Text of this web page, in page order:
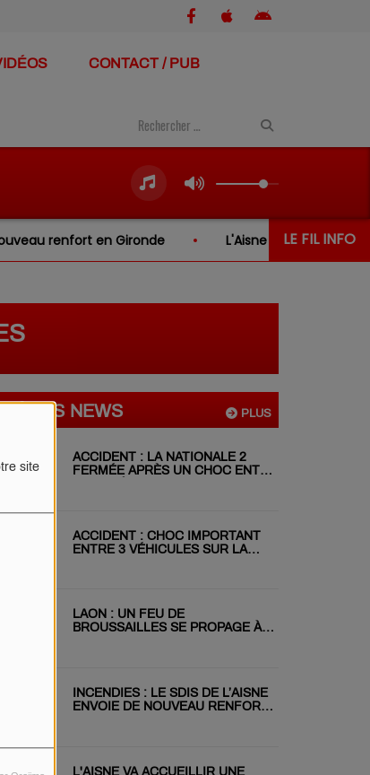
site
CONTACT / PUB
LE FIL INFO
renfort en Gironde L'Aisne va accueillir une
PLUS
NEWS
ACCIDENT : LA NATIONALE 2
FERMÉE APRÈS UN CHOC ENTRE
ACCIDENT : CHOC IMPORTANT
ENTRE 3 VÉHICULES SUR LA
LAON : UN FEU DE
BROUSSAILLES SE PROPAGE À
INCENDIES : LE SDIS DE L’AISNE
ENVOIE DE NOUVEAU RENFORT
L'AISNE VA ACCUEILLIR UNE